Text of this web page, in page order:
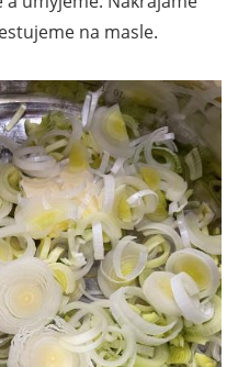
na masle.